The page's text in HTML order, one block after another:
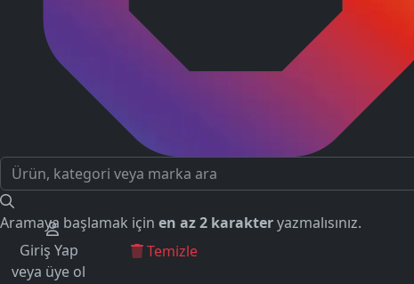
Aramaya başlamak için en az 2 karakteryazmalısınız.
GEÇMİŞ ARAMALAR
Temizle
Giriş Yap
veya üye ol